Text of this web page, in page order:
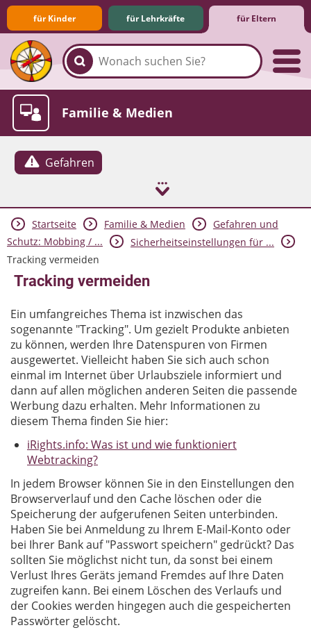
für Kinder für Lehrkräfte für Eltern
Familie & Medien
Gefahren
Spieletipps & Lernsoftware
Die Jüngsten im Netz
Lexikon
Aktuelles
Startseite Familie & Medien
Gefahren und
Schutz: Mobbing / ...
Sicherheitseinstellungen für ...
Tracking vermeiden
Tracking vermeiden
Ein umfangreiches Thema ist inzwischen das
sogenannte "Tracking". Um gezielt Produkte anbieten
zu können, werden Ihre Datenspuren von Firmen
ausgewertet. Vielleicht haben Sie sich auch schon
einmal im Internet über Urlaubsziele informiert und
dann auf allen möglichen anderen Seiten die passende
Werbung dazu erhalten. Mehr Informationen zu
diesem Thema finden Sie hier:
iRights.info: Was ist und wie funktioniert
Webtracking?
In jedem Browser können Sie in den Einstellungen den
Browserverlauf und den Cache löschen oder die
Speicherung der aufgerufenen Seiten unterbinden.
Haben Sie bei Anmeldung zu Ihrem E-Mail-Konto oder
bei Ihrer Bank auf "Passwort speichern" gedrückt? Das
sollten Sie möglichst nicht tun, da sonst bei einem
Verlust Ihres Geräts jemand Fremdes auf Ihre Daten
zugreifen kann. Bei einem Löschen des Verlaufs und
der Cookies werden hingegen auch die gespeicherten
Passwörter gelöscht.